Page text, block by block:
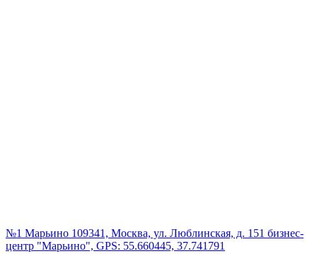
№1 Марьино 109341, Москва, ул. Люблинская, д. 151 бизнес-
центр "Марьино", GPS: 55.660445, 37.741791